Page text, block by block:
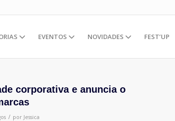
EVENTOS NOVIDADES FEST’UP
corporativa e anuncia o
/ por Jessica